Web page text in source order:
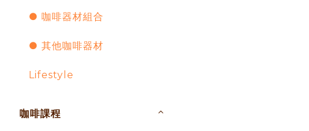
● 咖啡器材組合
● 其他咖啡器材
Lifestyle
咖啡課程